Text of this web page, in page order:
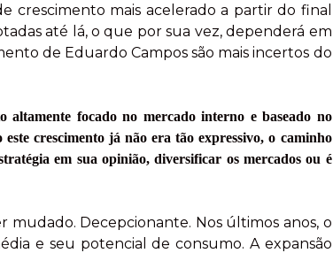
crescimento mais acelerado a partir do final
até lá, o que por sua vez, dependerá em
de Eduardo Campos são mais incertos do
altamente focado no mercado interno e baseado no
crescimento já não era tão expressivo, o caminho
em sua opinião, diversificar os mercados ou é
mudado. Decepcionante. Nos últimos anos, o
e seu potencial de consumo. A expansão